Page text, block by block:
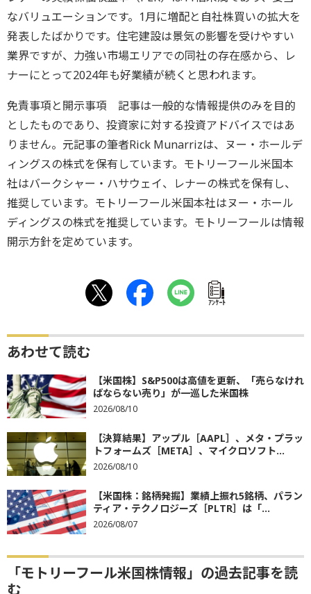
なバリュエーションです。1月に増配と自社株買いの拡大を
発表したばかりです。住宅建設は景気の影響を受けやすい
業界ですが、力強い市場エリアでの同社の存在感から、レ
ナーにとって2024年も好業績が続くと思われます。
免責事項と開示事項 記事は一般的な情報提供のみを目的
としたものであり、投資家に対する投資アドバイスではあ
りません。元記事の筆者Rick Munarrizは、ヌー・ホールデ
ィングスの株式を保有しています。モトリーフール米国本
社はバークシャー・ハサウェイ、レナーの株式を保有し、
推奨しています。モトリーフール米国本社はヌー・ホール
ディングスの株式を推奨しています。モトリーフールは情報
開示方針を定めています。
ｱﾝｹｰﾄ
あわせて読む
【米国株】S&P500は高値を更新、「売らなけれ
ばならない売り」が一巡した米国株
2026/08/10
【決算結果】アップル［AAPL］、メタ・プラッ
トフォームズ［META］、マイクロソフト...
2026/08/10
【米国株：銘柄発掘】業績上振れ5銘柄、パラン
ティア・テクノロジーズ［PLTR］は「...
2026/08/07
「モトリーフール米国株情報」の過去記事を読
む